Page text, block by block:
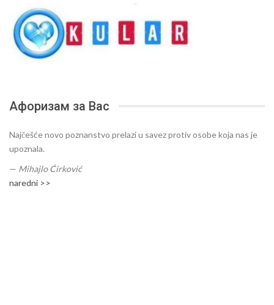
Афоризам за Вас
Najčešće novo poznanstvo prelazi u savez protiv osobe koja nas je
upoznala.
— Mihajlo Ćirković
naredni >>